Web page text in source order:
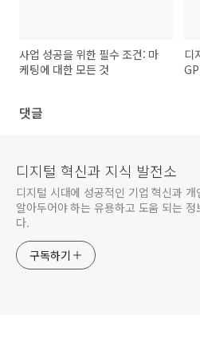
사업 성공을 위한 필수 조건: 마
케팅에 대한 모든 것
디
댓글
디지털 혁신과 지식 발전소
디지털 시대에 성공적인 기업 혁신과
알아두어야 하는 유용하고 도움 되는 정
다.
구독하기